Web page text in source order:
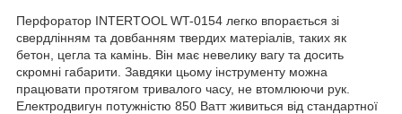
Перфоратор INTERTOOL WT-0154 легко впорається зі
свердлінням та довбанням твердих матеріалів, таких як
бетон, цегла та камінь. Він має невелику вагу та досить
скромні габарити. Завдяки цьому інструменту можна
працювати протягом тривалого часу, не втомлюючи рук.
Електродвигун потужністю 850 Ватт живиться від стандартної